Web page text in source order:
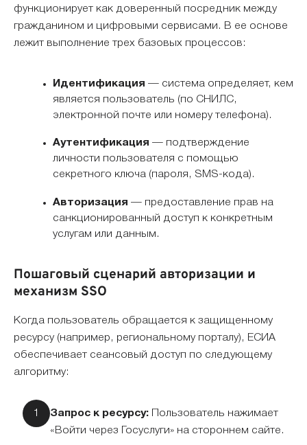
функционирует как доверенный посредник между
гражданином и цифровыми сервисами. В ее основе
лежит выполнение трех базовых процессов:
Идентификация — система определяет, кем
является пользователь (по СНИЛС,
электронной почте или номеру телефона).
Аутентификация — подтверждение
личности пользователя с помощью
секретного ключа (пароля, SMS-кода).
Авторизация — предоставление прав на
санкционированный доступ к конкретным
услугам или данным.
Пошаговый сценарий авторизации и
механизм SSO
Когда пользователь обращается к защищенному
ресурсу (например, региональному порталу), ЕСИА
обеспечивает сеансовый доступ по следующему
алгоритму:
Запрос к ресурсу: Пользователь нажимает
«Войти через Госуслуги» на стороннем сайте.